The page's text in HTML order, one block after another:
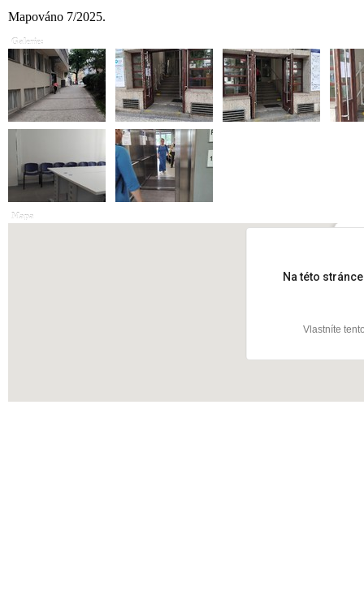
Mapováno 7/2025.
Galerie:
Mapa
Na této
Vlastníte